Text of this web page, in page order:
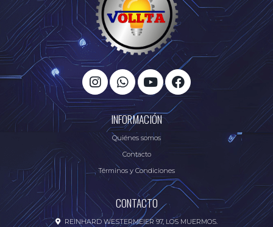
INFORMACIÓN
Quiénes somos
Contacto
Términos y Condiciones
CONTACTO
REINHARD WESTERMEIER 97, LOS MUERMOS.